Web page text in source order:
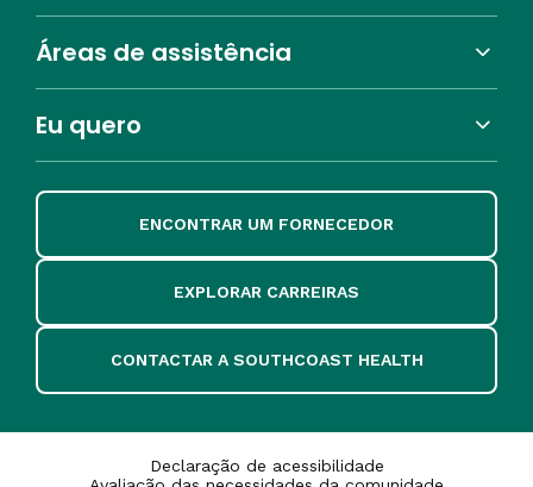
Áreas de assistência
Eu quero
ENCONTRAR UM FORNECEDOR
EXPLORAR CARREIRAS
CONTACTAR A SOUTHCOAST HEALTH
Declaração de acessibilidade